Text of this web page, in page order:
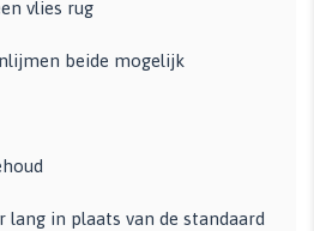
vlies rug
beide mogelijk
lang in plaats van de standaard